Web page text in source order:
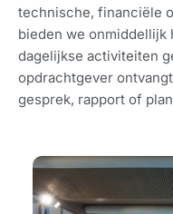
technische, financiële
bieden we onmiddellijk
dagelijkse activiteiten
opdrachtgever
gesprek, rapport of